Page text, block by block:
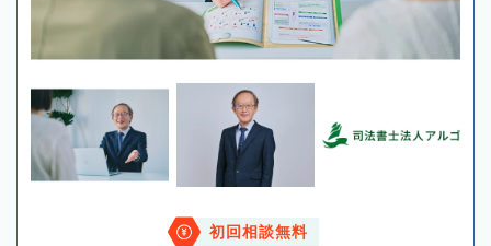
初回相談無料